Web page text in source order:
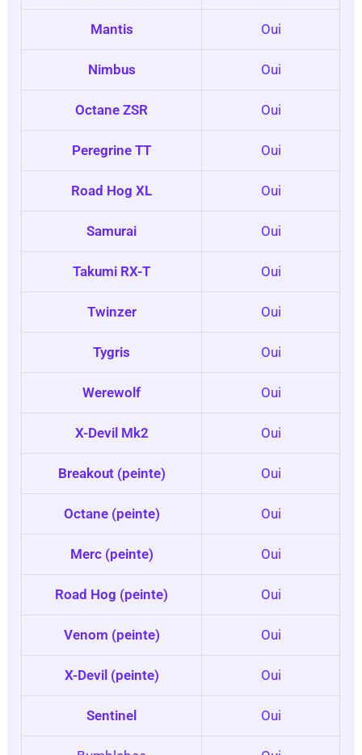
Mantis Oui
Nimbus Oui
Octane ZSR Oui
Peregrine TT Oui
Road Hog XL Oui
Samurai Oui
Takumi RX-T Oui
Twinzer Oui
Tygris Oui
Werewolf Oui
X-Devil Mk2 Oui
Breakout (peinte) Oui
Octane (peinte) Oui
Merc (peinte) Oui
Road Hog (peinte) Oui
Venom (peinte) Oui
X-Devil (peinte) Oui
Sentinel Oui